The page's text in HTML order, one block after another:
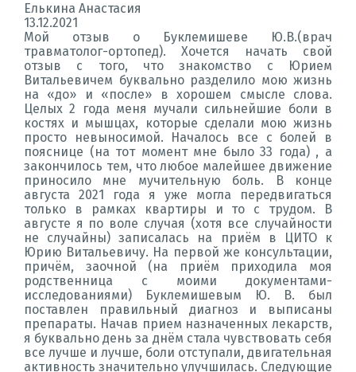
Елькина Анастасия
13.12.2021
Мой отзыв о Буклемишеве Ю.В.(врач
травматолог-ортопед). Хочется начать свой
отзыв с того, что знакомство с Юрием
Витальевичем буквально разделило мою жизнь
на «до» и «после» в хорошем смысле слова.
Целых 2 года меня мучали сильнейшие боли в
костях и мышцах, которые сделали мою жизнь
просто невыносимой. Началось все с болей в
пояснице (на тот момент мне было 33 года) , а
закончилось тем, что любое малейшее движение
приносило мне мучительную боль. В конце
августа 2021 года я уже могла передвигаться
только в рамках квартиры и то с трудом. В
августе я по воле случая (хотя все случайности
не случайны) записалась на приём в ЦИТО к
Юрию Витальевичу. На первой же консультации,
причём, заочной (на приём приходила моя
родственница с моими документами-
исследованиями) Буклемишевым Ю. В. был
поставлен правильный диагноз и выписаны
препараты. Начав прием назначенных лекарств,
я буквально день за днём стала чувствовать себя
все лучше и лучше, боли отступали, двигательная
активность значительно улучшилась. Следующие